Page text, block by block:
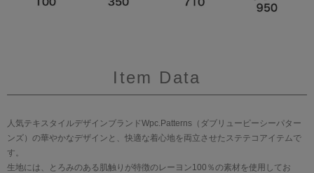
Item Data
人気テキスタイルデザインブランドWpc.Patterns（ダブリューピーシーパター
ンズ）の華やかなデザインと、快適な着心地を両立させたステテコアイテムで
す。
生地には、とろみのある肌触りが特徴のレーヨン100％の素材を使用してお